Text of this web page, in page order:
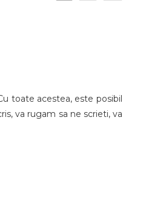
toate acestea, este posibil
va rugam sa ne scrieti, va